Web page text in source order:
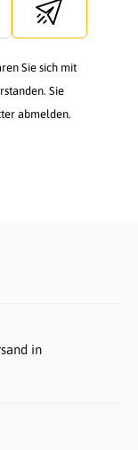
Send newsletter
Sie sich mit
Sie
abmelden.
in